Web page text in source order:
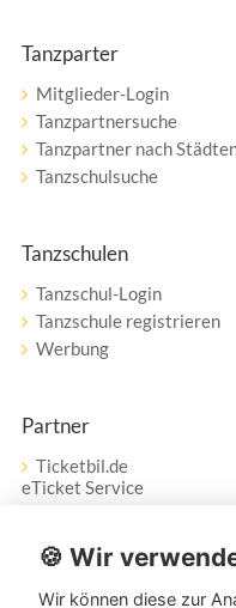
Tanzparter
Mitglieder-Login
Tanzpartnersuche
Tanzpartner nach
Tanzschulsuche
Tanzschulen
Tanzschul-Login
Tanzschule registrieren
Werbung
Partner
Ticketbil.de
eTicket Service
Vertrag widerrufen
🍪 Wir
Wir können diese zur